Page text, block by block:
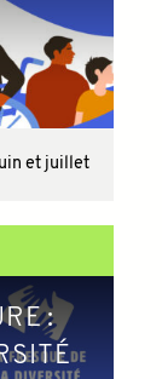
et juillet
: